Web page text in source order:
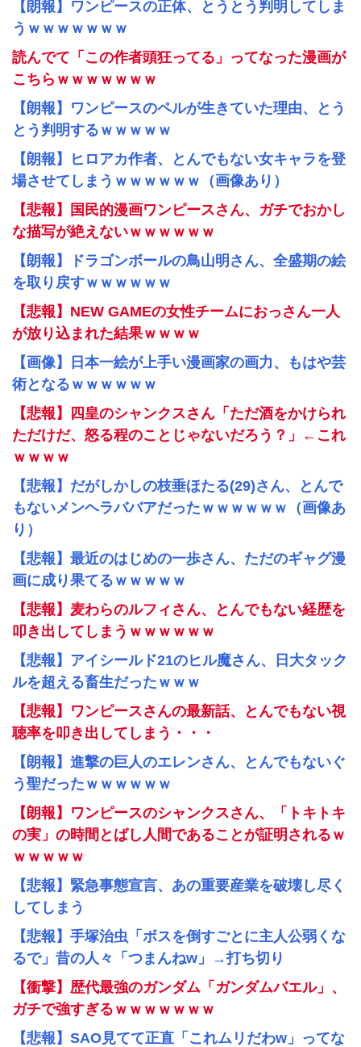
【朗報】ワンピースの正体、とうとう判明してしま
うｗｗｗｗｗｗｗ
読んでて「この作者頭狂ってる」ってなった漫画が
こちらｗｗｗｗｗｗｗ
【朗報】ワンピースのペルが生きていた理由、とう
とう判明するｗｗｗｗｗ
【朗報】ヒロアカ作者、とんでもない女キャラを登
場させてしまうｗｗｗｗｗｗ（画像あり）
【悲報】国民的漫画ワンピースさん、ガチでおかし
な描写が絶えないｗｗｗｗｗｗ
【朗報】ドラゴンボールの鳥山明さん、全盛期の絵
を取り戻すｗｗｗｗｗｗ
【悲報】NEW GAMEの女性チームにおっさん一人
が放り込まれた結果ｗｗｗｗ
【画像】日本一絵が上手い漫画家の画力、もはや芸
術となるｗｗｗｗｗｗ
【悲報】四皇のシャンクスさん「ただ酒をかけられ
ただけだ、怒る程のことじゃないだろう？」←これ
ｗｗｗｗ
【悲報】だがしかしの枝垂ほたる(29)さん、とんで
もないメンヘラババアだったｗｗｗｗｗｗ（画像あ
り）
【悲報】最近のはじめの一歩さん、ただのギャグ漫
画に成り果てるｗｗｗｗｗ
【悲報】麦わらのルフィさん、とんでもない経歴を
叩き出してしまうｗｗｗｗｗｗ
【悲報】アイシールド21のヒル魔さん、日大タック
ルを超える畜生だったｗｗｗ
【悲報】ワンピースさんの最新話、とんでもない視
聴率を叩き出してしまう・・・
【朗報】進撃の巨人のエレンさん、とんでもないぐ
う聖だったｗｗｗｗｗｗ
【朗報】ワンピースのシャンクスさん、「トキトキ
の実」の時間とばし人間であることが証明されるｗ
ｗｗｗｗｗ
【悲報】緊急事態宣言、あの重要産業を破壊し尽く
してしまう
【悲報】手塚治虫「ボスを倒すごとに主人公弱くな
るで」昔の人々「つまんねw」→打ち切り
【衝撃】歴代最強のガンダム「ガンダムバエル」、
ガチで強すぎるｗｗｗｗｗｗｗ
【悲報】SAO見てて正直「これムリだわw」ってな